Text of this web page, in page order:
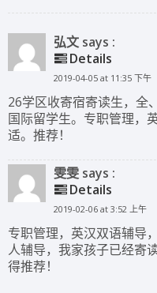
弘文 says :
Details
2019-04-05 at 11:35 下午
26学区收寄宿寄读生，全
国际留学生。专职管理，
适。推荐！
雯雯 says :
Details
2019-02-06 at 3:52 上午
专职管理，英汉双语辅导
人辅导，我家孩子已经寄
得推荐！